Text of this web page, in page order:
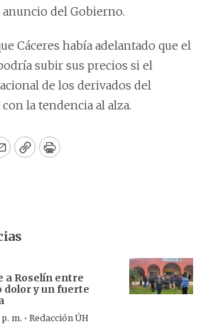
anuncio del Gobierno.
Cáceres había adelantado que el
subir sus precios si el
de los derivados del
la tendencia al alza.
CopyPrint
a Roselín entre
dolor y un fuerte
m. · Redacción ÚH